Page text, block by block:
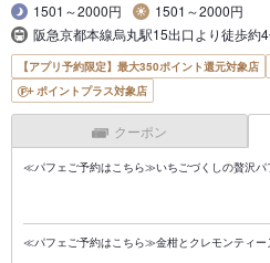
1501～2000円
1501～2000円
阪急京都本線烏丸駅15出口より徒歩約
【アプリ予約限定】最大350ポイント還元対象店
ポイントプラス対象店
クーポン
≪パフェご予約はこちら≫いちごづくしの贅沢パ
≪パフェご予約はこちら≫金柑とクレモンティー